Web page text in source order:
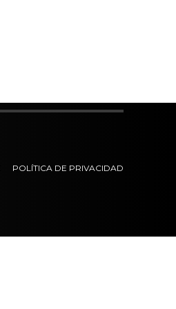
POLÍTICA DE PRIVACIDAD